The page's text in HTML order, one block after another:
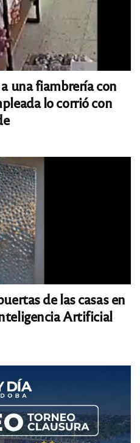
una fiambrería con
lo corrió con
de las casas en
Artificial